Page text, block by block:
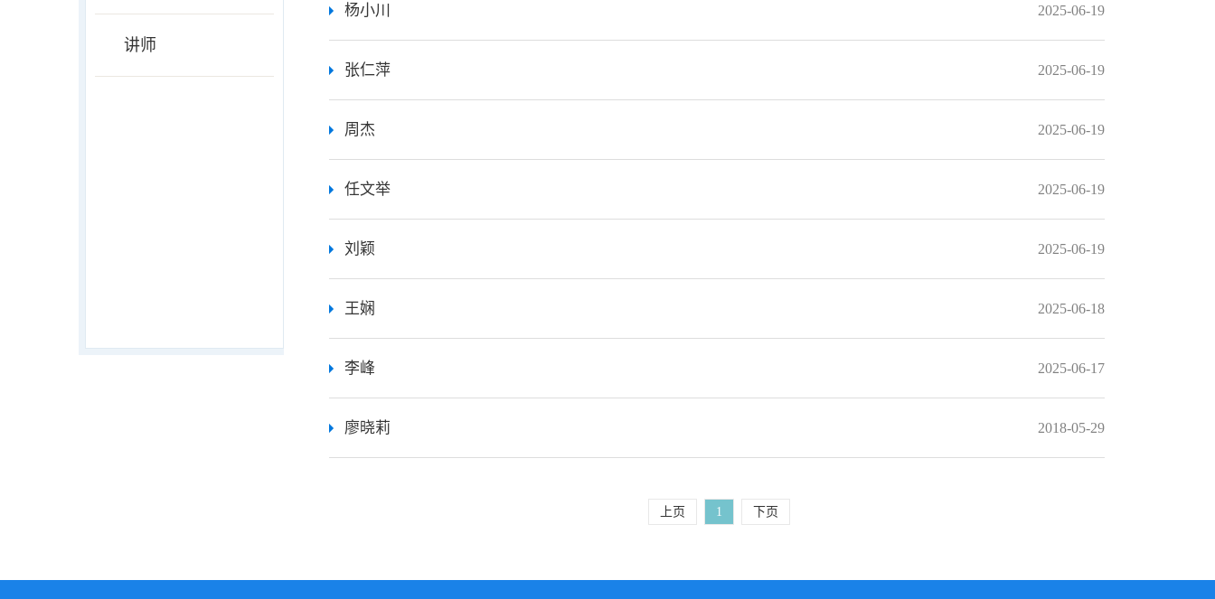
讲师
杨小川 2025-06-19
张仁萍 2025-06-19
周杰 2025-06-19
任文举 2025-06-19
刘颖 2025-06-19
王娴 2025-06-18
李峰 2025-06-17
廖晓莉 2018-05-29
上页 1 下页